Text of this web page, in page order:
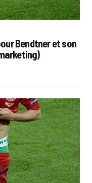
Bendtner et son